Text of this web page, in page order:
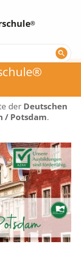
der Deutschen
/ Potsdam.